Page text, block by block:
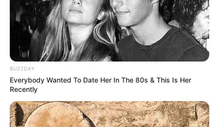
BUZZDAY
Everybody Wanted To Date Her In The 80s & This Is Her
Recently